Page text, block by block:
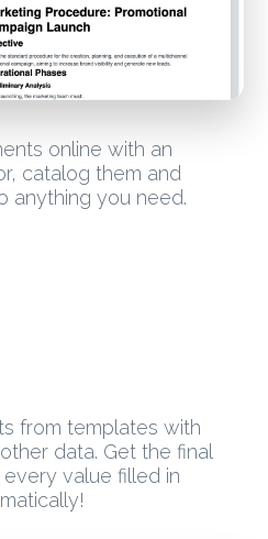
online with an
catalog them and
anything you need.
from templates with
data. Get the final
value filled in